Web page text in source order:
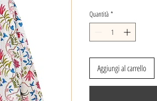
Quantità *
Aggiungi al carrello